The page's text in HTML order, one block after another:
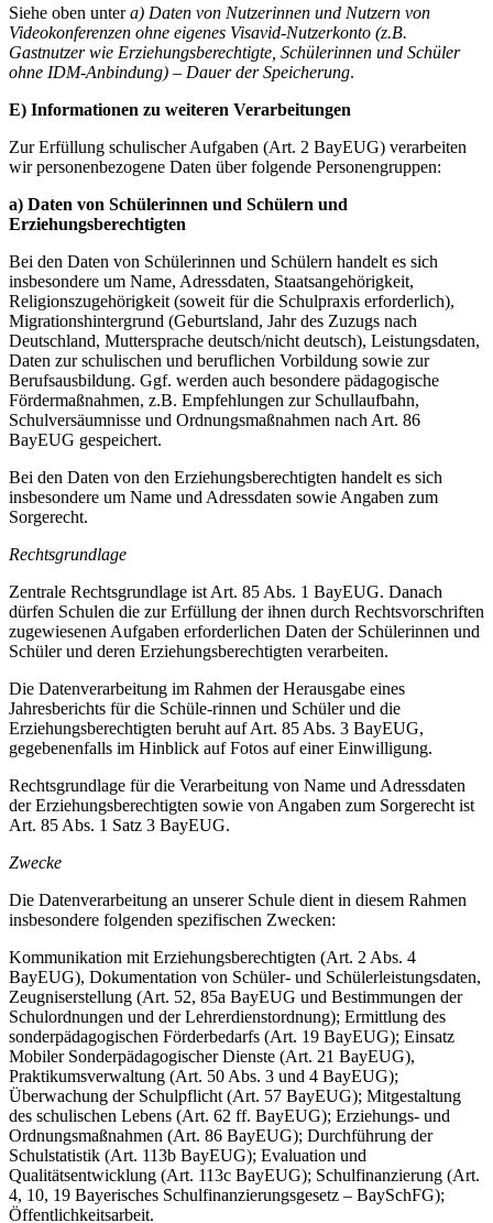
Siehe oben untera) Daten von Nutzerinnen und Nutzern von
Videokonferenzen ohne eigenes Visavid-Nutzerkonto (z.B.
Gastnutzer wie Erziehungsberechtigte, Schülerinnen und Schüler
ohne IDM-Anbindung) – Dauer der Speicherung.
E) Informationen zu weiteren Verarbeitungen
Zur Erfüllung schulischer Aufgaben (Art. 2 BayEUG) verarbeiten
wir personenbezogene Daten über folgende Personengruppen:
a) Daten von Schülerinnen und Schülern und
Erziehungsberechtigten
Bei den Daten von Schülerinnen und Schülern handelt es sich
insbesondere um Name, Adressdaten, Staatsangehörigkeit,
Religionszugehörigkeit (soweit für die Schulpraxis erforderlich),
Migrationshintergrund (Geburtsland, Jahr des Zuzugs nach
Deutschland, Muttersprache deutsch/nicht deutsch), Leistungsdaten,
Daten zur schulischen und beruflichen Vorbildung sowie zur
Berufsausbildung. Ggf. werden auch besondere pädagogische
Fördermaßnahmen, z.B. Empfehlungen zur Schullaufbahn,
Schulversäumnisse und Ordnungsmaßnahmen nach Art. 86
BayEUG gespeichert.
Bei den Daten von den Erziehungsberechtigten handelt es sich
insbesondere um Name und Adressdaten sowie Angaben zum
Sorgerecht.
Rechtsgrundlage
Zentrale Rechtsgrundlage ist Art. 85 Abs. 1 BayEUG. Danach
dürfen Schulen die zur Erfüllung der ihnen durch Rechtsvorschriften
zugewiesenen Aufgaben erforderlichen Daten der Schülerinnen und
Schüler und deren Erziehungsberechtigten verarbeiten.
Die Datenverarbeitung im Rahmen der Herausgabe eines
Jahresberichts für die Schüle-rinnen und Schüler und die
Erziehungsberechtigten beruht auf Art. 85 Abs. 3 BayEUG,
gegebenenfalls im Hinblick auf Fotos auf einer Einwilligung.
Rechtsgrundlage für die Verarbeitung von Name und Adressdaten
der Erziehungsberechtigten sowie von Angaben zum Sorgerecht ist
Art. 85 Abs. 1 Satz 3 BayEUG.
Zwecke
Die Datenverarbeitung an unserer Schule dient in diesem Rahmen
insbesondere folgenden spezifischen Zwecken:
Kommunikation mit Erziehungsberechtigten (Art. 2 Abs. 4
BayEUG), Dokumentation von Schüler- und Schülerleistungsdaten,
Zeugniserstellung (Art. 52, 85a BayEUG und Bestimmungen der
Schulordnungen und der Lehrerdienstordnung); Ermittlung des
sonderpädagogischen Förderbedarfs (Art. 19 BayEUG); Einsatz
Mobiler Sonderpädagogischer Dienste (Art. 21 BayEUG),
Praktikumsverwaltung (Art. 50 Abs. 3 und 4 BayEUG);
Überwachung der Schulpflicht (Art. 57 BayEUG); Mitgestaltung
des schulischen Lebens (Art. 62 ff. BayEUG); Erziehungs- und
Ordnungsmaßnahmen (Art. 86 BayEUG); Durchführung der
Schulstatistik (Art. 113b BayEUG); Evaluation und
Qualitätsentwicklung (Art. 113c BayEUG); Schulfinanzierung (Art.
4, 10, 19 Bayerisches Schulfinanzierungsgesetz – BaySchFG);
Öffentlichkeitsarbeit.